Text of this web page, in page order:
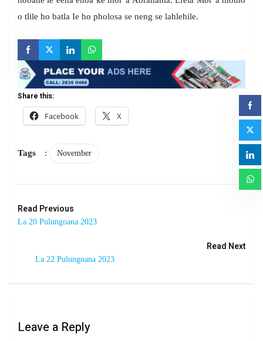
o tlile ho batla Ie ho pholosa se neng se lahlehile.
Share this:
Facebook
X
Tags : November
Read Previous
La 20 Pulungoana 2023
Read Next
La 22 Pulungoana 2023
Leave a Reply